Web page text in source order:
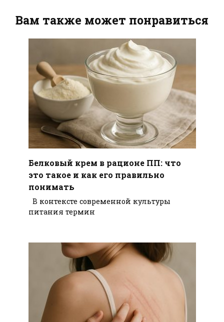
Вам также может понравиться
Белковый крем в рационе ПП: что
это такое и как его правильно
понимать
В контексте современной культуры
питания термин